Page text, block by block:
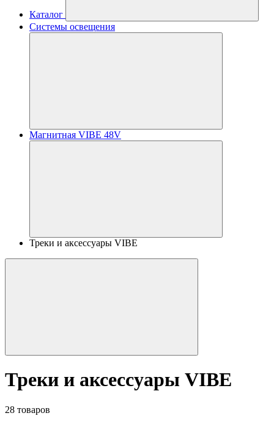
Каталог
Системы освещения
Магнитная VIBE 48V
Треки и аксессуары VIBE
Треки и аксессуары VIBE
28 товаров